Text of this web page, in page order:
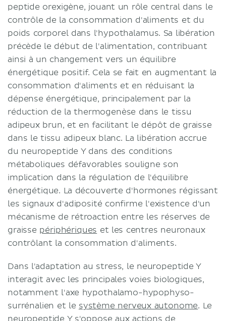
peptide orexigène, jouant un rôle central dans le
contrôle de la consommation d'aliments et du
poids corporel dans l'hypothalamus. Sa libération
précède le début de l'alimentation, contribuant
ainsi à un changement vers un équilibre
énergétique positif. Cela se fait en augmentant la
consommation d'aliments et en réduisant la
dépense énergétique, principalement par la
réduction de la thermogenèse dans le tissu
adipeux brun, et en facilitant le dépôt de graisse
dans le tissu adipeux blanc. La libération accrue
du neuropeptide Y dans des conditions
métaboliques défavorables souligne son
implication dans la régulation de l'équilibre
énergétique. La découverte d'hormones régissant
les signaux d'adiposité confirme l'existence d'un
mécanisme de rétroaction entre les réserves de
graisse périphériques et les centres neuronaux
contrôlant la consommation d'aliments.
Dans l'adaptation au stress, le neuropeptide Y
interagit avec les principales voies biologiques,
notamment l'axe hypothalamo-hypophyso-
surrénalien et le système nerveux autonome. Le
neuropeptide Y s'oppose aux actions de